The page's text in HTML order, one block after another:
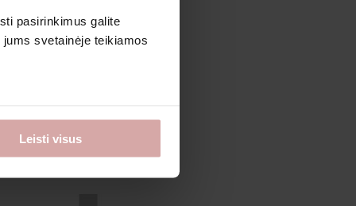
pasirinkimus galite
svetainėje teikiamos
Leisti visus